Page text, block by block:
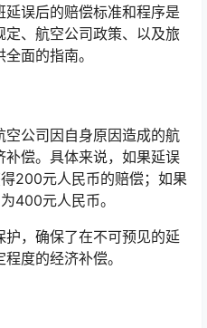
误后的赔偿标准和程序是
、航空公司政策、以及旅
面的指南。
公司因自身原因造成的航
偿。具体来说，如果延误
200元人民币的赔偿；如果
400元人民币。
，确保了在不可预见的延
度的经济补偿。